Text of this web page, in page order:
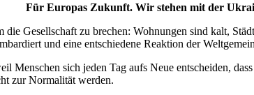
Für Europas Zukunft. Wir stehen mit der
Gesellschaft zu brechen: Wohnungen sind kalt,
und eine entschiedene Reaktion der
sich jeden Tag aufs Neue entscheiden,
zur Normalität werden.